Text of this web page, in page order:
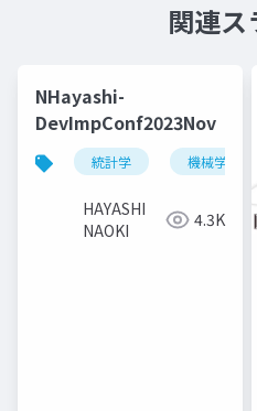
関連ス
NHayashi-
DevImpConf2023Nov
統計学 機械学習
HAYASHI
NAOKI
4.3K